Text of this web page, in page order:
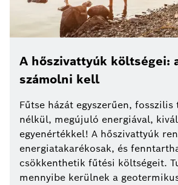
A hőszivattyúk költségei:
számolni kell
Fűtse házát egyszerűen, fosszilis
nélkül, megújuló energiával,
egyenértékkel! A hőszivattyúk
energiatakarékosak, és
csökkenthetik fűtési költségeit.
mennyibe kerülnek a